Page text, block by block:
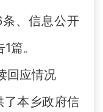
、信息公开
篇。
回应情况
了本乡政府信